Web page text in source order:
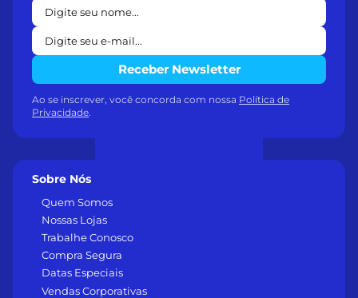
Sobre Nós
Quem Somos
Nossas Lojas
Trabalhe Conosco
Compra Segura
Datas Especiais
Vendas Corporativas
Receber Newsletter
Ao se inscrever, você concorda com nossa Política de
Privacidade